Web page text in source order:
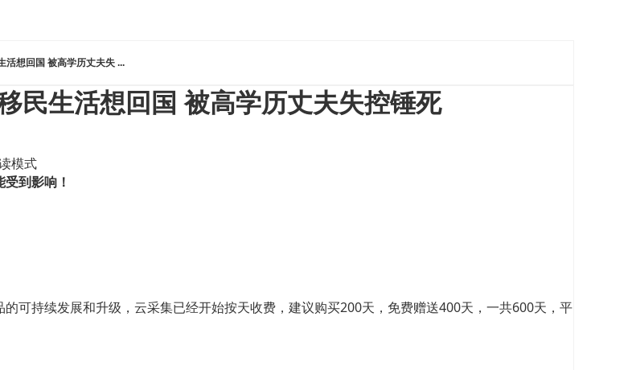
活想回国 被高学历丈夫失 ...
民生活想回国 被高学历丈夫失控锤死
模式
到影响！
可持续发展和升级，云采集已经开始按天收费，建议购买200天，免费赠送400天，一共600天，平